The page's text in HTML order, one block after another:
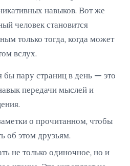
навыков. Вот же
человек становится
только тогда, когда может
вслух.
бы пару страниц в день — это
передачи мыслей и
о прочитанном, чтобы
об этом друзьям.
не только одиночное, но и